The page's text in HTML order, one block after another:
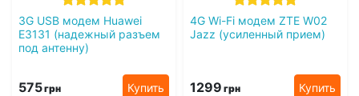
3G USB модем Huawei
E3131 (надежный разъем
под антенну)
575грн Купить
4G Wi-Fi модем ZTE W02
Jazz (усиленный прием)
1299 грн Купить